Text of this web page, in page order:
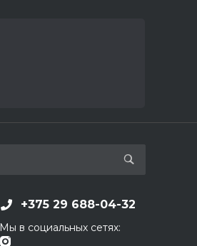
+375 29 688-04-32
Мы в социальных сетях: